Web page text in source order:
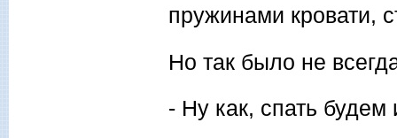
пружинами кровати,
Но так было не
- Ну как, спать